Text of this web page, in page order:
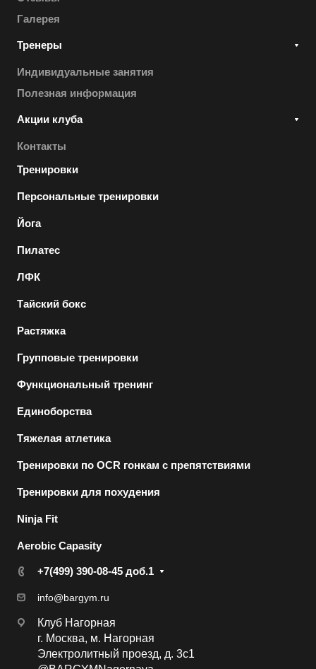
Галерея
Тренеры
Индивидуальные занятия
Полезная информация
Акции клуба
Контакты
Тренировки
Персональные тренировки
Йога
Пилатес
ЛФК
Тайский бокс
Растяжка
Групповые тренировки
Функциональный тренинг
Единоборства
Тяжелая атлетика
Тренировки по OCR гонкам с препятствиями
Тренировки для похудения
Ninja Fit
Aerobic Capasity
+7(499) 390-08-45 доб.1
info@bargym.ru
Клуб Нагорная
г. Москва, м. Нагорная
Электролитный проезд, д. 3с1